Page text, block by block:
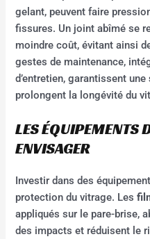
gelant, peuvent faire
fissures. Un joint abîmé se
moindre coût, évitant ainsi
gestes de maintenance,
d’entretien, garantissent une
prolongent la longévité du
LES ÉQUIPEMENTS
ENVISAGER
Investir dans des
protection du vitrage. Les
appliqués sur le pare-brise,
des impacts et réduisent le